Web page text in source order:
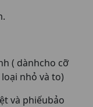
( dànhcho cỡ
nhỏ và to)
và phiếubảo